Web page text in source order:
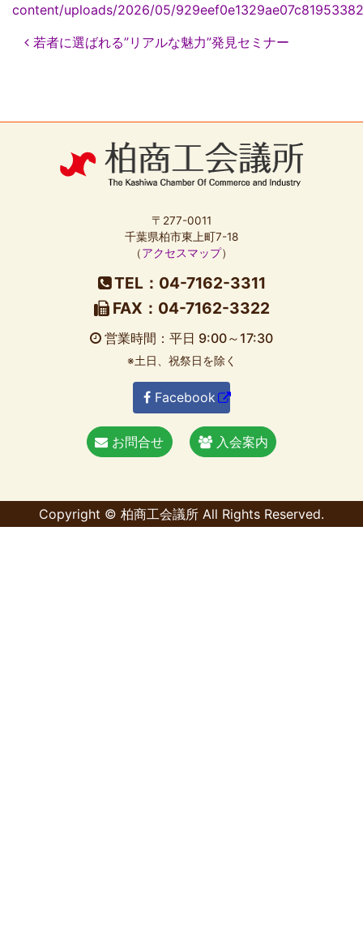
content/uploads/2026/05/
投若者に選ばれる”リアルな魅力”発見セミナー
〒277-0011
千葉県柏市東上町7-18
（アクセスマップ）
TEL：04-7162-3311
FAX：04-7162-3322
営業時間：平日 9:00～17:30
※土日、祝祭日を除く
Facebook
お問合せ 入会案内
Copyright © 柏商工会議所 All Rights Reserved.